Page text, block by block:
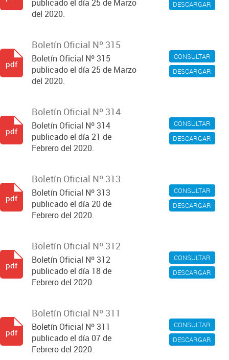
DESCARGAR
publicado el día 25 de Marzo
del 2020.
CONSULTAR
DESCARGAR
Boletín Oficial Nº 315
Boletín Oficial Nº 315
publicado el día 25 de Marzo
del 2020.
pdf
CONSULTAR
DESCARGAR
Boletín Oficial Nº 314
Boletín Oficial Nº 314
publicado el día 21 de
Febrero del 2020.
pdf
CONSULTAR
DESCARGAR
Boletín Oficial Nº 313
Boletín Oficial Nº 313
publicado el día 20 de
Febrero del 2020.
pdf
CONSULTAR
DESCARGAR
Boletín Oficial Nº 312
Boletín Oficial Nº 312
publicado el día 18 de
Febrero del 2020.
pdf
CONSULTAR
DESCARGAR
Boletín Oficial Nº 311
Boletín Oficial Nº 311
publicado el día 07 de
Febrero del 2020.
pdf